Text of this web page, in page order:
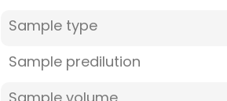
Sample type
Sample predilution